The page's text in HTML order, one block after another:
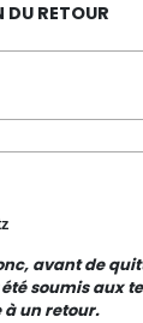
DU RETOUR
avant de
soumis aux
un retour.